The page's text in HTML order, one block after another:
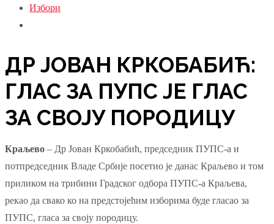
Избори
ДР ЈОВАН КРКОБАБИЋ:
ГЛАС ЗА ПУПС ЈЕ ГЛАС
ЗА СВОЈУ ПОРОДИЦУ
Краљево – Др Јован Кркобабић, председник ПУПС-а и
потпредседник Владе Србије посетио је данас Краљево и том
приликом на трибини Градског одбора ПУПС-а Краљева,
рекао да свако ко на предстојећим изборима буде гласао за
ПУПС, гласа за своју породицу.